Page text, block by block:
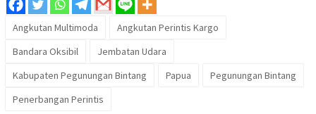
Angkutan Multimoda
Angkutan Perintis Kargo
Bandara Oksibil
Jembatan Udara
Kabupaten Pegunungan Bintang
Papua
Pegunungan Bintang
Penerbangan Perintis